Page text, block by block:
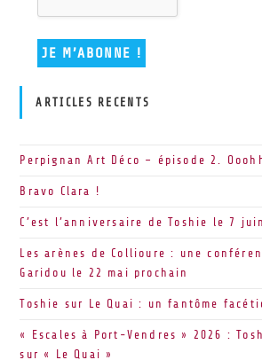
ARTICLES RECENTS
Perpignan Art Déco – épisode 2.
Bravo Clara !
C’est l’anniversaire de Toshie le 7
Les arènes de Collioure : une
Garidou le 22 mai prochain
Toshie sur Le Quai : un fantôme
« Escales à Port-Vendres » 2026 :
sur « Le Quai »